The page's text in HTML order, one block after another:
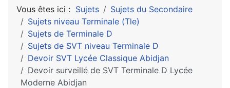
Vous êtes ici : Sujets
Sujets du Secondaire
Sujets niveau Terminale (Tle)
Sujets de Terminale D
Sujets de SVT niveau Terminale D
Devoir SVT Lycée Classique Abidjan
Devoir surveillé de SVT Terminale D Lycée
Moderne Abidjan